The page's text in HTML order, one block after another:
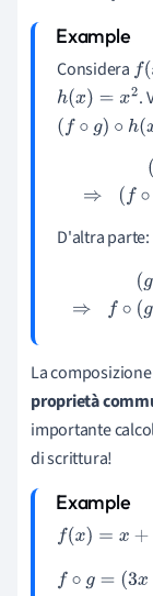
Considera f(x
h(x)=x2
.
(f∘ g)∘h (x )=f
x
D'altra parte:
x)=
La
proprietà
importante
di scrittura!
f(x)=x +2
f∘g=(3x− 1)+2